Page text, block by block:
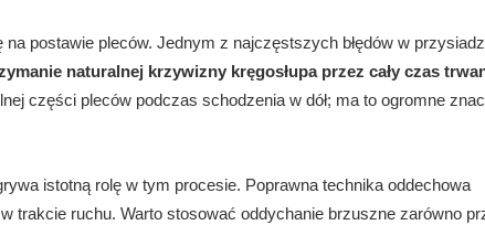
postawie pleców. Jednym z najczęstszych błędów w
naturalnej krzywizny kręgosłupa przez cały czas
części pleców podczas schodzenia w dół; ma to ogromne
istotną rolę w tym procesie. Poprawna technika oddechowa
trakcie ruchu. Warto stosować oddychanie brzuszne zarówno